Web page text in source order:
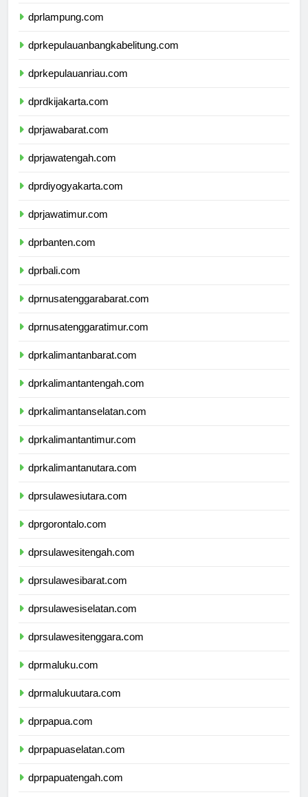
dprlampung.com
dprkepulauanbangkabelitung.com
dprkepulauanriau.com
dprdkijakarta.com
dprjawabarat.com
dprjawatengah.com
dprdiyogyakarta.com
dprjawatimur.com
dprbanten.com
dprbali.com
dprnusatenggarabarat.com
dprnusatenggaratimur.com
dprkalimantanbarat.com
dprkalimantantengah.com
dprkalimantanselatan.com
dprkalimantantimur.com
dprkalimantanutara.com
dprsulawesiutara.com
dprgorontalo.com
dprsulawesitengah.com
dprsulawesibarat.com
dprsulawesiselatan.com
dprsulawesitenggara.com
dprmaluku.com
dprmalukuutara.com
dprpapua.com
dprpapuaselatan.com
dprpapuatengah.com